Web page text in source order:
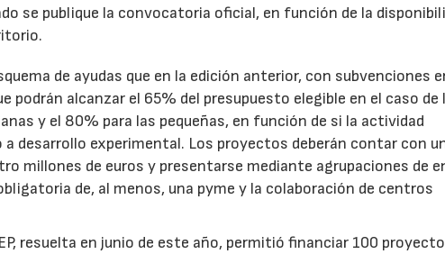
se publique la convocatoria oficial, en función de la
de ayudas que en la edición anterior, con subvenciones
podrán alcanzar el 65% del presupuesto elegible en el caso de
y el 80% para las pequeñas, en función de si la actividad
desarrollo experimental. Los proyectos deberán contar con
millones de euros y presentarse mediante agrupaciones de
de, al menos, una pyme y la colaboración de centros
resuelta en junio de este año, permitió financiar 100